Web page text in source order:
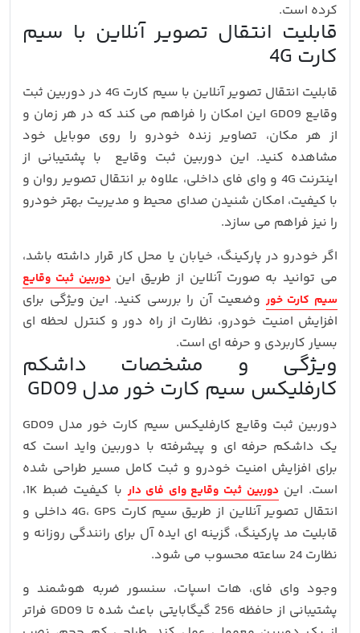
کرده است.
قابلیت انتقال تصویر آنلاین با سیم
کارت 4G
قابلیت انتقال تصویر آنلاین با سیم کارت 4G در دوربین ثبت
وقایع GD09 این امکان را فراهم می کند که در هر زمان و
از هر مکان، تصاویر زنده خودرو را روی موبایل خود
مشاهده کنید. این دوربین ثبت وقایع با پشتیبانی از
اینترنت 4G و وای فای داخلی، علاوه بر انتقال تصویر روان و
با کیفیت، امکان شنیدن صدای محیط و مدیریت بهتر خودرو
را نیز فراهم می سازد.
اگر خودرو در پارکینگ، خیابان یا محل کار قرار داشته باشد،
می توانید به صورت آنلاین از طریق این دوربین ثبت وقایع
سیم کارت خور وضعیت آن را بررسی کنید. این ویژگی برای
افزایش امنیت خودرو، نظارت از راه دور و کنترل لحظه ای
بسیار کاربردی و حرفه ای است.
ویژگی و مشخصات داشکم
کارفلیکس سیم کارت خور مدل GD09
دوربین ثبت وقایع کارفلیکس سیم کارت خور مدل GD09
یک داشکم حرفه ای و پیشرفته با دوربین واید است که
برای افزایش امنیت خودرو و ثبت کامل مسیر طراحی شده
است. این دوربین ثبت وقایع وای فای دار
با کیفیت ضبط 1K،
انتقال تصویر آنلاین از طریق سیم کارت 4G، GPS داخلی و
قابلیت مد پارکینگ، گزینه ای ایده آل برای رانندگی روزانه و
نظارت 24 ساعته محسوب می شود.
وجود وای فای، هات اسپات، سنسور ضربه هوشمند و
پشتیبانی از حافظه 256 گیگابایتی باعث شده تا GD09 فراتر